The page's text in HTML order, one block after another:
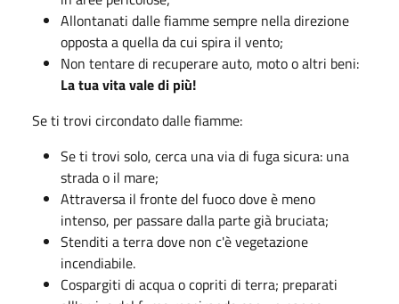
Allontanati dalle fiamme sempre nella direzione
opposta a quella da cui spira il vento;
Non tentare di recuperare auto, moto o altri beni:
La tua vita vale di più!
Se ti trovi circondato dalle fiamme:
Se ti trovi solo, cerca una via di fuga sicura: una
strada o il mare;
Attraversa il fronte del fuoco dove è meno
intenso, per passare dalla parte già bruciata;
Stenditi a terra dove non c'è vegetazione
incendiabile.
Cospargiti di acqua o copriti di terra; preparati